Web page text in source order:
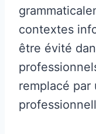
contextes
être évité
remplacé par